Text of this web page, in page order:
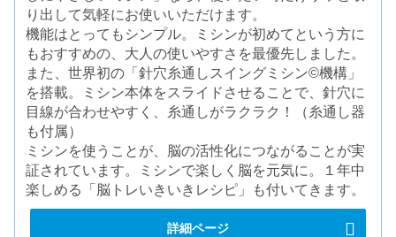
り出して気軽にお使いいただけます。
機能はとってもシンプル。ミシンが初めてという方に
もおすすめの、大人の使いやすさを最優先しました。
また、世界初の「針穴糸通しスイングミシン©機構」
を搭載。ミシン本体をスライドさせることで、針穴に
目線が合わせやすく、糸通しがラクラク！（糸通し器
も付属）
ミシンを使うことが、脳の活性化につながることが実
証されています。ミシンで楽しく脳を元気に。１年中
楽しめる「脳トレいきいきレシピ」も付いてきます。
詳細ページ